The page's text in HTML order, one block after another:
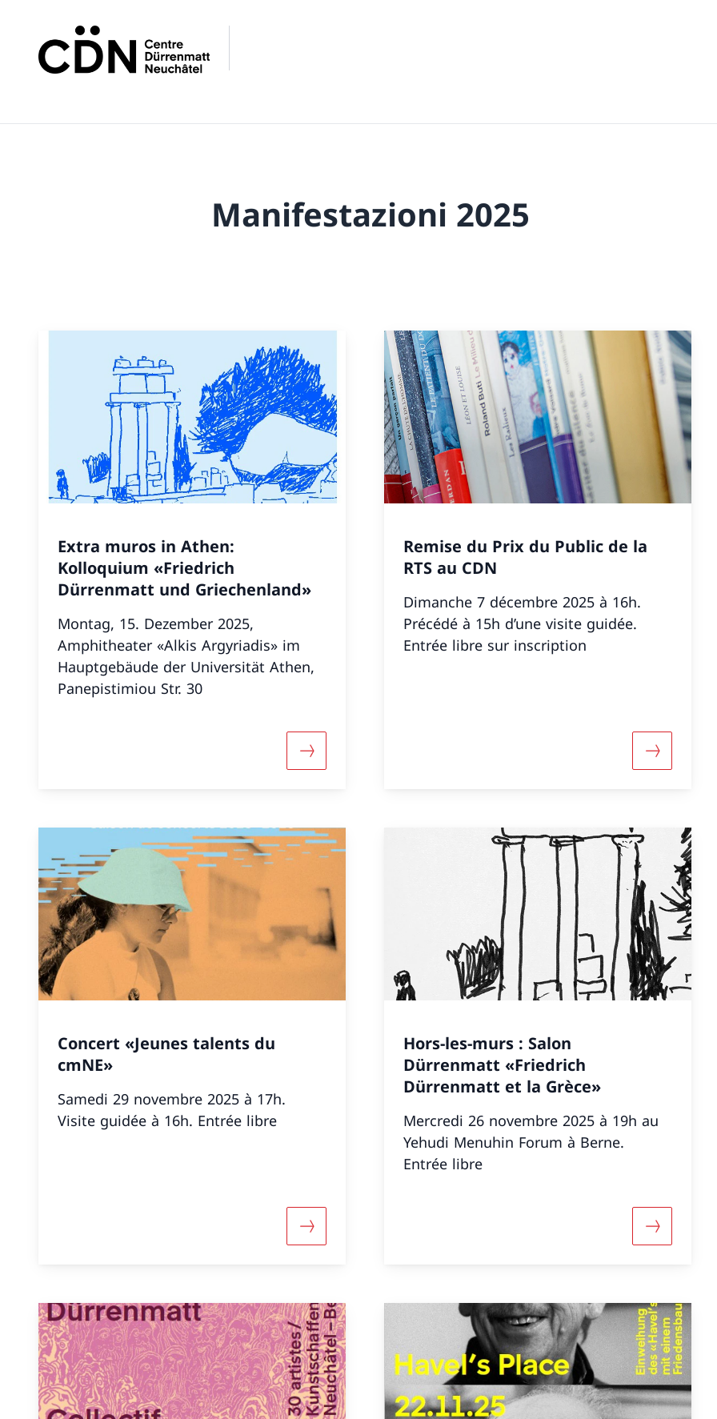
Manifestazioni 2025
Extra muros in Athen:
Kolloquium «Friedrich
Dürrenmatt und Griechenland»
Montag, 15. Dezember 2025,
Amphitheater «Alkis Argyriadis» im
Hauptgebäude der Universität Athen,
Panepistimiou Str. 30
Maggiori informazioni su «Extra muros in Athen:
Remise du Prix du Public de la
RTS au CDN
Dimanche 7 décembre 2025 à 16h.
Précédé à 15h d’une visite guidée.
Entrée libre sur inscription
Maggiori
Concert «Jeunes talents du
cmNE»
Samedi 29 novembre 2025 à 17h.
Visite guidée à 16h. Entrée libre
Maggiori informazioni su «Concert «Jeunes talents du cmNE»»
Hors-les-murs : Salon
Dürrenmatt «Friedrich
Dürrenmatt et la Grèce»
Mercredi 26 novembre 2025 à 19h au
Yehudi Menuhin Forum à Berne.
Entrée libre
Maggiori